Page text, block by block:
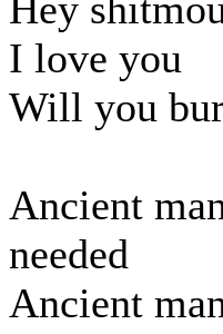
Hey
I love you
Will you
Ancient
needed
Ancient